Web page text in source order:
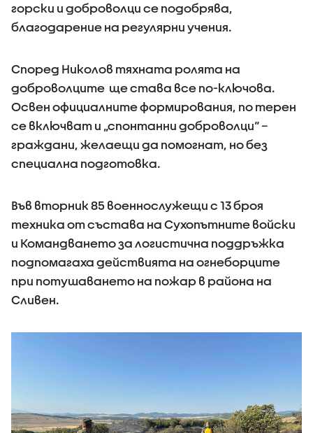
горски и доброволци се подобрява,
благодарение на регулярни учения.
Според Николов тяхната ролята на
доброволците ще става все по-ключова.
Освен официалните формирования, по терен
се включват и „спонтанни доброволци“ –
граждани, желаещи да помогнат, но без
специална подготовка.
Във вторник 85 военнослужещи с 13 броя
техника от състава на Сухопътните войски
и Командването за логистична поддръжка
подпомагаха действията на огнеборците
при потушаването на пожар в района на
Сливен.